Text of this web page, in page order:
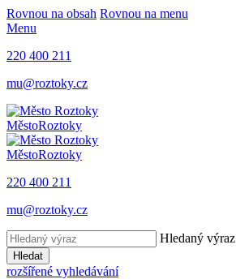
Rovnou na obsah Rovnou na menu
Menu
220 400 211
mu@roztoky.cz
MěstoRoztoky
MěstoRoztoky
220 400 211
mu@roztoky.cz
Hledaný výraz
Hledat
rozšířené vyhledávání